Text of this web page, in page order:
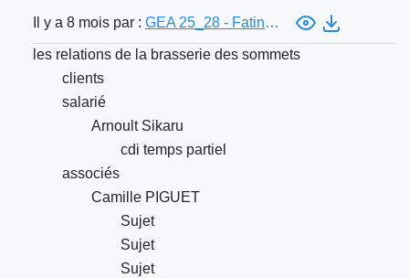
Il y a 8 mois par : GEA 25_28 - Fatine Duvacher
les relations de la brasserie des sommets
clients
salarié
Arnoult Sikaru
cdi temps partiel
associés
Camille PIGUET
Sujet
Sujet
Sujet